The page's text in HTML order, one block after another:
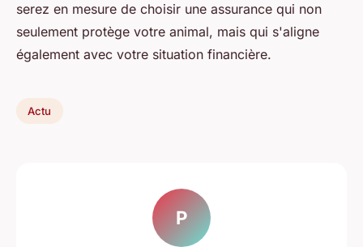
serez en mesure de choisir une assurance qui non
seulement protège votre animal, mais qui s'aligne
également avec votre situation financière.
Actu
P